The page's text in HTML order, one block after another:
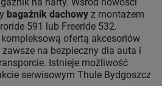
na narty. Wśród nowości
bagażnik dachowy z montażem
591 lub Freeride 532.
ofertą akcesoriów
na bezpieczny dla auta i
Istnieje możliwość
serwisowym Thule Bydgoszcz